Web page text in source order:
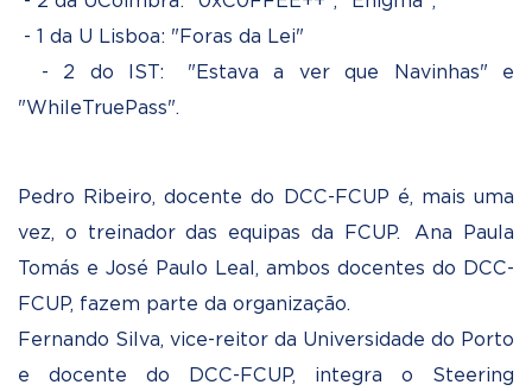
- 1 da U Lisboa: "Foras da Lei"
- 2 do IST: "Estava a ver que Navinhas" e
"WhileTruePass".
Pedro Ribeiro, docente do DCC-FCUP é, mais uma
vez, o treinador das equipas da FCUP. Ana Paula
Tomás e José Paulo Leal, ambos docentes do DCC-
FCUP, fazem parte da organização.
Fernando Silva, vice-reitor da Universidade do Porto
e docente do DCC-FCUP, integra o Steering